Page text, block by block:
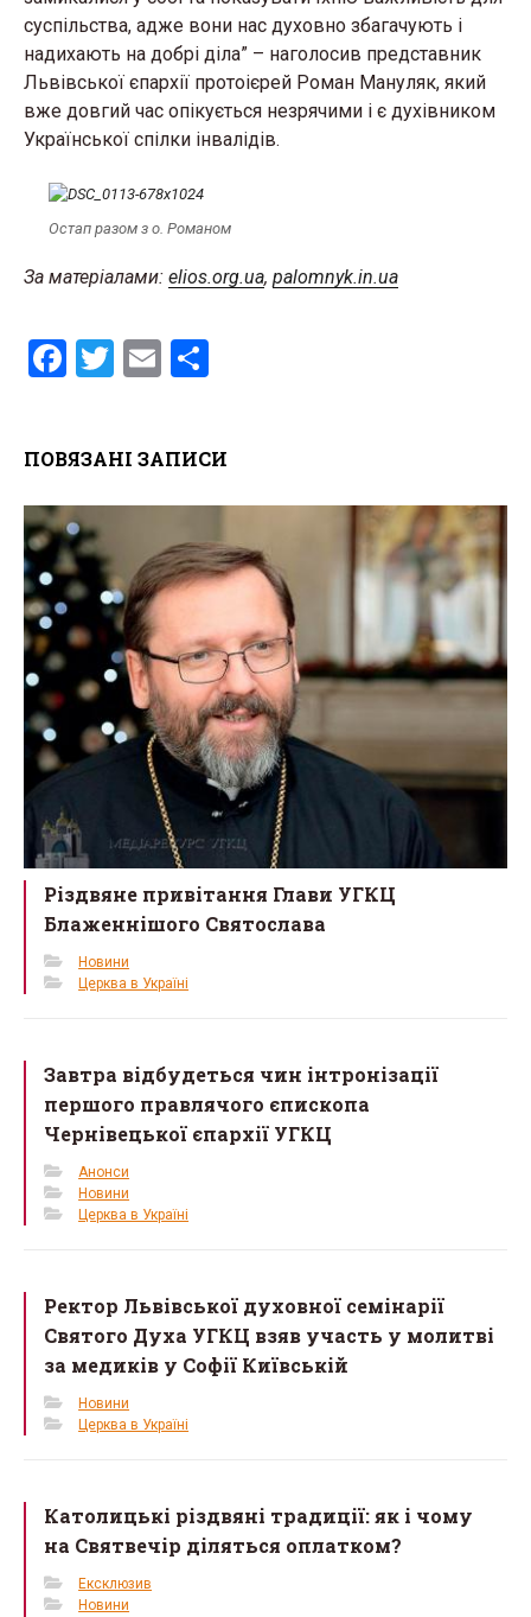
суспільства, адже вони нас духовно збагачують і
надихають на добрі діла” – наголосив представник
Львівської єпархії протоієрей Роман Мануляк, який
вже довгий час опікується незрячими і є духівником
Української спілки інвалідів.
Остап разом з о. Романом
За матеріалами: elios.org.ua, palomnyk.in.ua
F
b
o
o
k
T
er
E
e
ПОВЯЗАНІ ЗАПИСИ
Різдвяне привітання Глави УГКЦ
Блаженнішого Святослава
Новини
Церква в Україні
Завтра відбудеться чин інтронізації
першого правлячого єпископа
Чернівецької єпархії УГКЦ
Анонси
Новини
Церква в Україні
Ректор Львівської духовної семінарії
Святого Духа УГКЦ взяв участь у молитві
за медиків у Софії Київській
Новини
Церква в Україні
Католицькі різдвяні традиції: як і чому
на Святвечір діляться оплатком?
Ексклюзив
Новини